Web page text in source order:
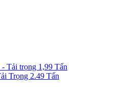
Tải trọng 1,99 Tấn
Trọng 2.49 Tấn